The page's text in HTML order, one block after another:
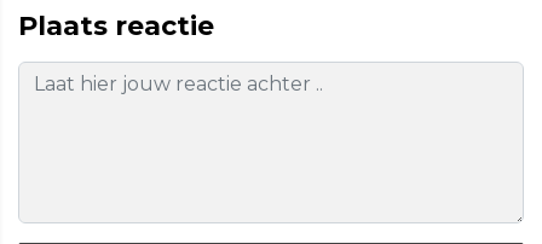
Plaats reactie